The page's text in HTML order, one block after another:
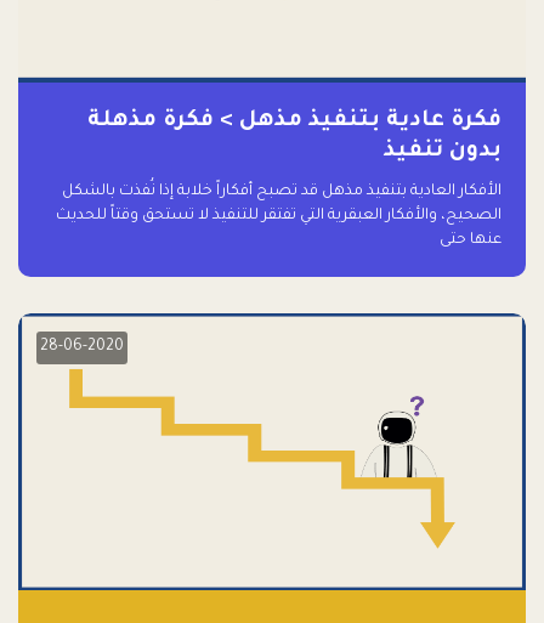
فكرة عادية بتنفيذ مذهل > فكرة مذهلة
بدون تنفيذ
الأفكار العادية بتنفيذ مذهل قد تصبح أفكاراً خلابة إذا نُفذت بالشكل
الصحيح، والأفكار العبقرية التي تفتقر للتنفيذ لا تستحق وقتاً للحديث
عنها حتى
28-06-2020